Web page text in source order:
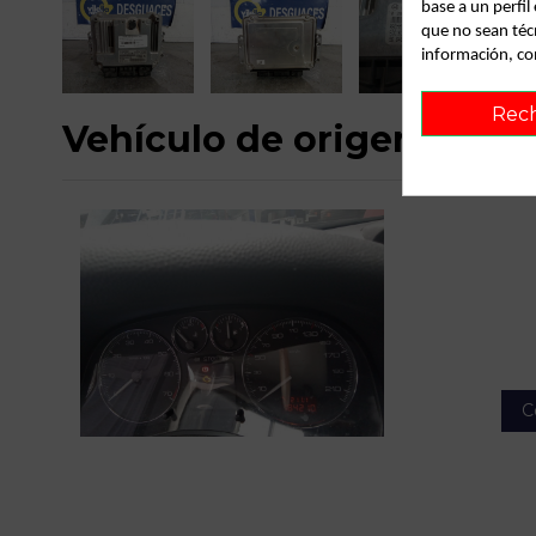
Vehículo de origen
base a un
que no sean
información,